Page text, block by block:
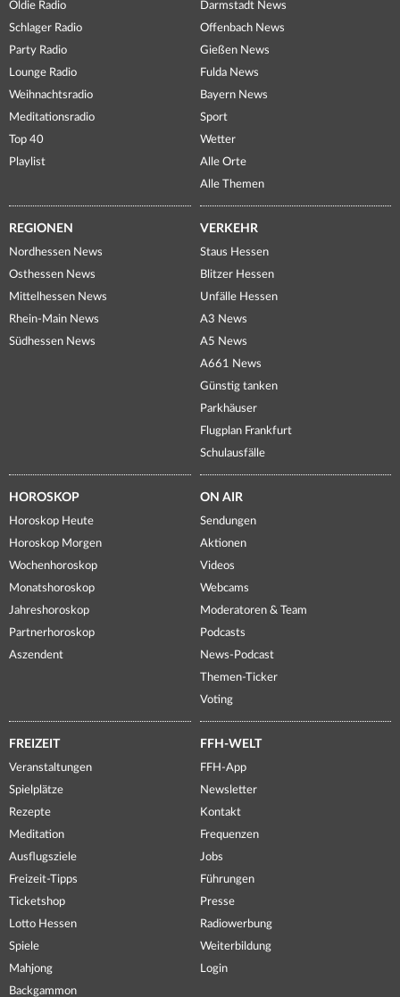
Oldie Radio
Schlager Radio
Party Radio
Lounge Radio
Weihnachtsradio
Meditationsradio
Top 40
Playlist
Darmstadt News
Offenbach News
Gießen News
Fulda News
Bayern News
Sport
Wetter
Alle Orte
Alle Themen
REGIONEN
Nordhessen News
Osthessen News
Mittelhessen News
Rhein-Main News
Südhessen News
VERKEHR
Staus Hessen
Blitzer Hessen
Unfälle Hessen
A3 News
A5 News
A661 News
Günstig tanken
Parkhäuser
Flugplan Frankfurt
Schulausfälle
HOROSKOP
Horoskop Heute
Horoskop Morgen
Wochenhoroskop
Monatshoroskop
Jahreshoroskop
Partnerhoroskop
Aszendent
ON AIR
Sendungen
Aktionen
Videos
Webcams
Moderatoren & Team
Podcasts
News-Podcast
Themen-Ticker
Voting
FREIZEIT
Veranstaltungen
Spielplätze
Rezepte
Meditation
Ausflugsziele
Freizeit-Tipps
Ticketshop
Lotto Hessen
Spiele
Mahjong
Backgammon
FFH-WELT
FFH-App
Newsletter
Kontakt
Frequenzen
Jobs
Führungen
Presse
Radiowerbung
Weiterbildung
Login